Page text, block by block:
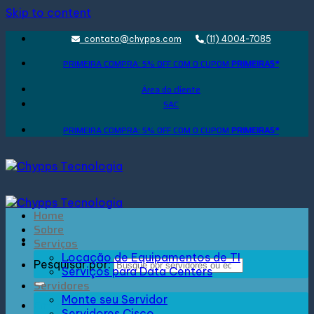
Skip to content
contato@chypps.com (11) 4004-7085
PRIMEIRA COMPRA: 5% OFF COM O CUPOM PRIMEIRA5*
Área do cliente
SAC
PRIMEIRA COMPRA: 5% OFF COM O CUPOM PRIMEIRA5*
Pesquisar por:
Entrar
Home
Sobre
Serviços
Locação de Equipamentos de TI
Serviços para Data Centers
Servidores
Monte seu Servidor